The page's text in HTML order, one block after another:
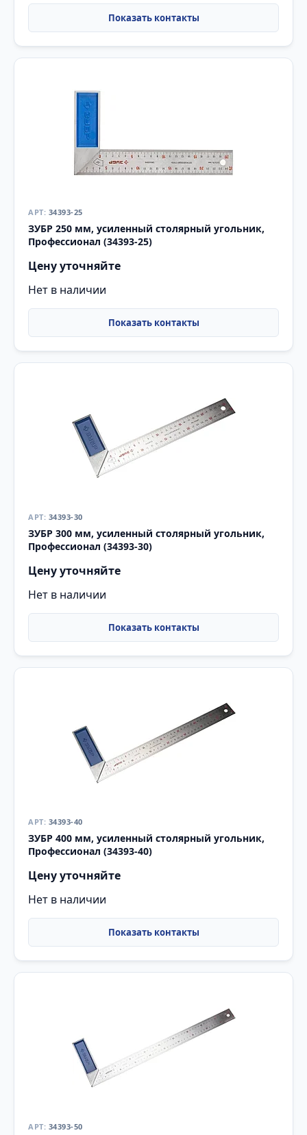
34393-25
ЗУБР 250 мм, усиленный столярный угольник,
Профессионал (34393-25)
Цену уточняйте
Нет в наличии
34393-30
ЗУБР 300 мм, усиленный столярный угольник,
Профессионал (34393-30)
Цену уточняйте
Нет в наличии
34393-40
ЗУБР 400 мм, усиленный столярный угольник,
Профессионал (34393-40)
Цену уточняйте
Нет в наличии
34393-50